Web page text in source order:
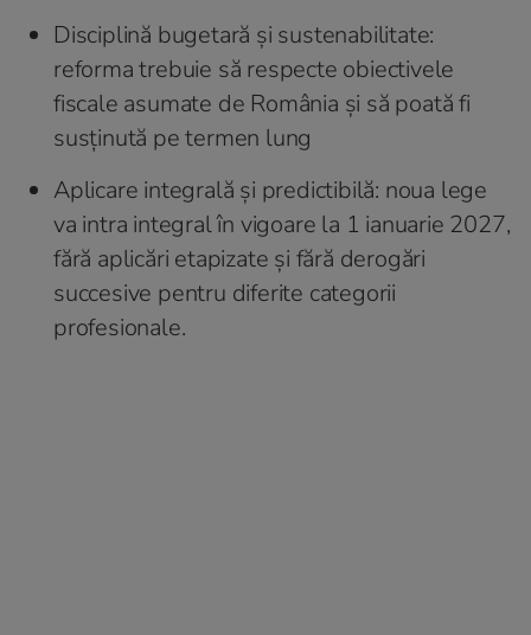
Disciplină bugetară și sustenabilitate:
reforma trebuie să respecte obiectivele
fiscale asumate de România și să poată fi
susținută pe termen lung
Aplicare integrală și predictibilă: noua lege
va intra integral în vigoare la 1 ianuarie 2027,
fără aplicări etapizate și fără derogări
succesive pentru diferite categorii
profesionale.